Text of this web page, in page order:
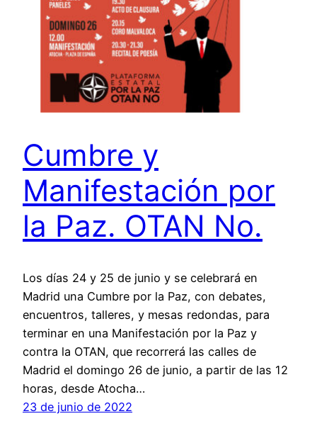
Cumbre y
Manifestación por
la Paz. OTAN No.
Los días 24 y 25 de junio y se celebrará en
Madrid una Cumbre por la Paz, con debates,
encuentros, talleres, y mesas redondas, para
terminar en una Manifestación por la Paz y
contra la OTAN, que recorrerá las calles de
Madrid el domingo 26 de junio, a partir de las 12
horas, desde Atocha…
23 de junio de 2022